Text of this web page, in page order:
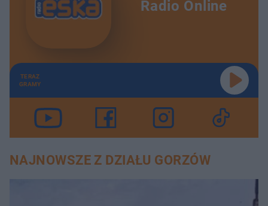
Radio Online
TERAZ
GRAMY
NAJNOWSZE Z DZIAŁU GORZÓW